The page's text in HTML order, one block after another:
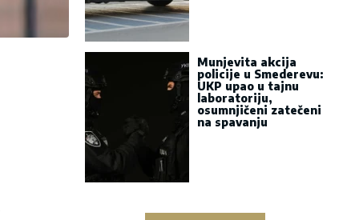
Munjevita akcija
policije u Smederevu:
UKP upao u tajnu
laboratoriju,
osumnjičeni zatečeni
na spavanju